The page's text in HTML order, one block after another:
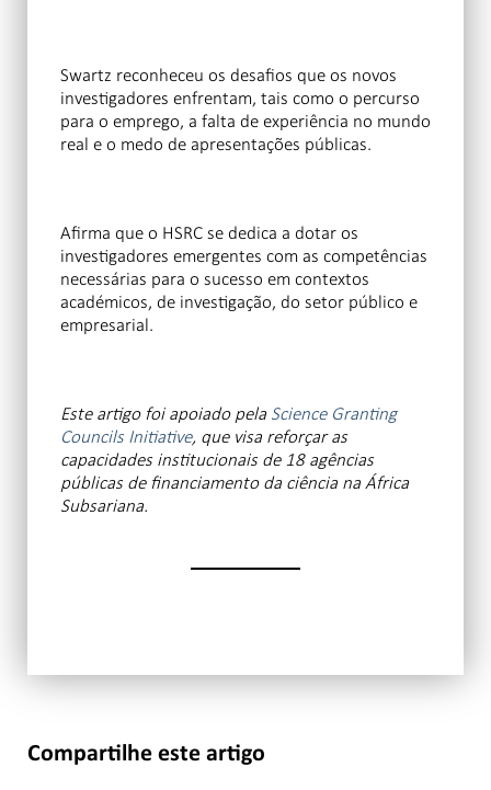
Swartz reconheceu os desafios que os novos
investigadores enfrentam, tais como o percurso
para o emprego, a falta de experiência no mundo
real e o medo de apresentações públicas.
Afirma que o HSRC se dedica a dotar os
investigadores emergentes com as competências
necessárias para o sucesso em contextos
académicos, de investigação, do setor público e
empresarial.
Este artigo foi apoiado pela Science Granting
Councils Initiative, que visa reforçar as
capacidades institucionais de 18 agências
públicas de financiamento da ciência na África
Subsariana.
Compartilhe este artigo